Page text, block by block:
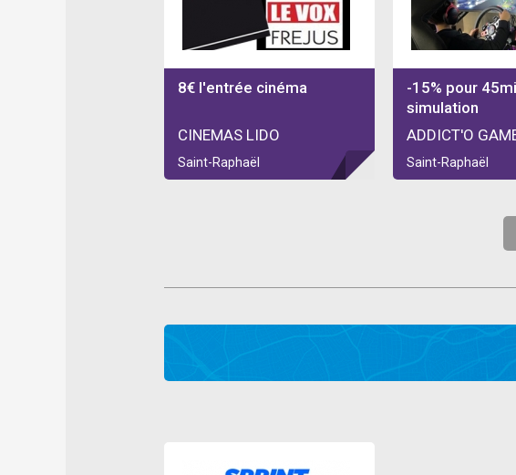
8€ l'entrée cinéma
CINEMAS LIDO
Saint-Raphaël
-15% pour
simulation
ADDICT'O
Saint-Raphaël